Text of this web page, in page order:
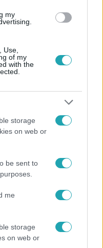
my
Use,
of my
with the
storage
on web or
be sent to
me
storage
on web or